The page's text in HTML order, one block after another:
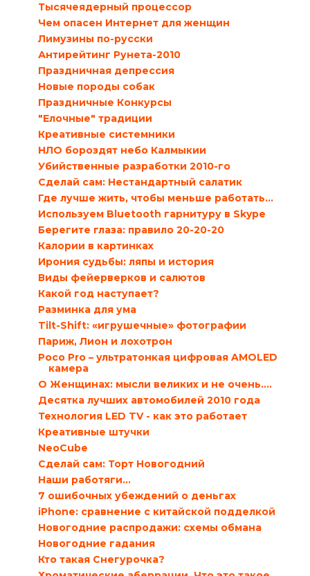
Тысячеядерный процессор
Чем опасен Интернет для женщин
Лимузины по-русски
Антирейтинг Рунета-2010
Праздничная депрессия
Новые породы собак
Праздничные Конкурсы
"Елочные" традиции
Креативные системники
НЛО бороздят небо Калмыкии
Убийственные разработки 2010-го
Сделай сам: Нестандартный салатик
Где лучше жить, чтобы меньше работать…
Используем Bluetooth гарнитуру в Skype
Берегите глаза: правило 20-20-20
Калории в картинках
Ирония судьбы: ляпы и история
Виды фейерверков и салютов
Какой год наступает?
Разминка для ума
Tilt-Shift: «игрушечные» фотографии
Париж, Лион и лохотрон
Poco Pro – ультратонкая цифровая AMOLED
камера
О Женщинах: мысли великих и не очень….
Десятка лучших автомобилей 2010 года
Технология LED TV - как это работает
Креативные штучки
NeoCube
Сделай сам: Торт Новогодний
Наши работяги…
7 ошибочных убеждений о деньгах
iPhone: сравнение с китайской подделкой
Новогодние распродажи: схемы обмана
Новогодние гадания
Кто такая Снегурочка?